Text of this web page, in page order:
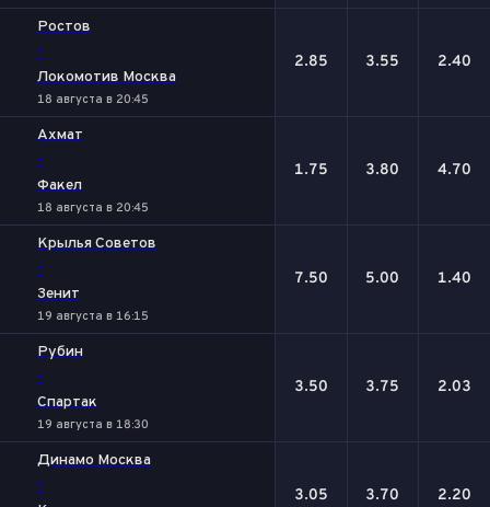
Ростов
-
Локомотив Москва
18 августа в 20:45
2.85 3.55 2.40
Ахмат
-
Факел
18 августа в 20:45
1.75 3.80 4.70
Крылья Советов
-
Зенит
19 августа в 16:15
7.50 5.00 1.40
Рубин
-
Спартак
19 августа в 18:30
3.50 3.75 2.03
Динамо Москва
- 3.05 3.70 2.20